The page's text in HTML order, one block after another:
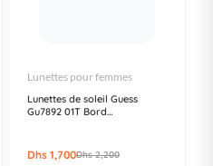
Lunettes pour femmes
Lunettes de soleil Guess
Gu7892 01T Bord...
Dhs 1,700Dhs 2,200